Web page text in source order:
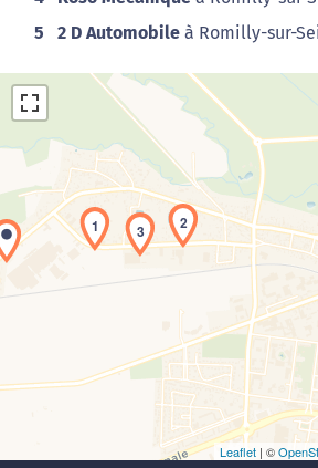
5 2 D Automobile à Romilly-sur-
Chargement de la carte
1 2
3
Leaflet | ©